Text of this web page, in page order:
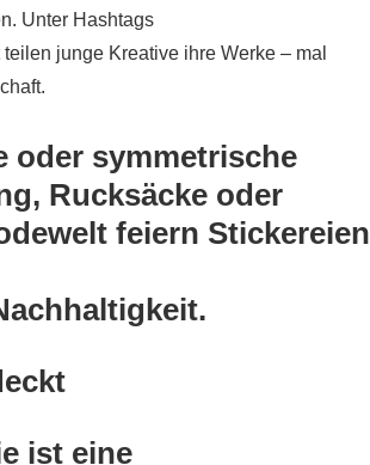
Unter Hashtags
teilen junge Kreative ihre Werke – mal
oder symmetrische
Rucksäcke oder
feiern Stickereien
.
ist eine